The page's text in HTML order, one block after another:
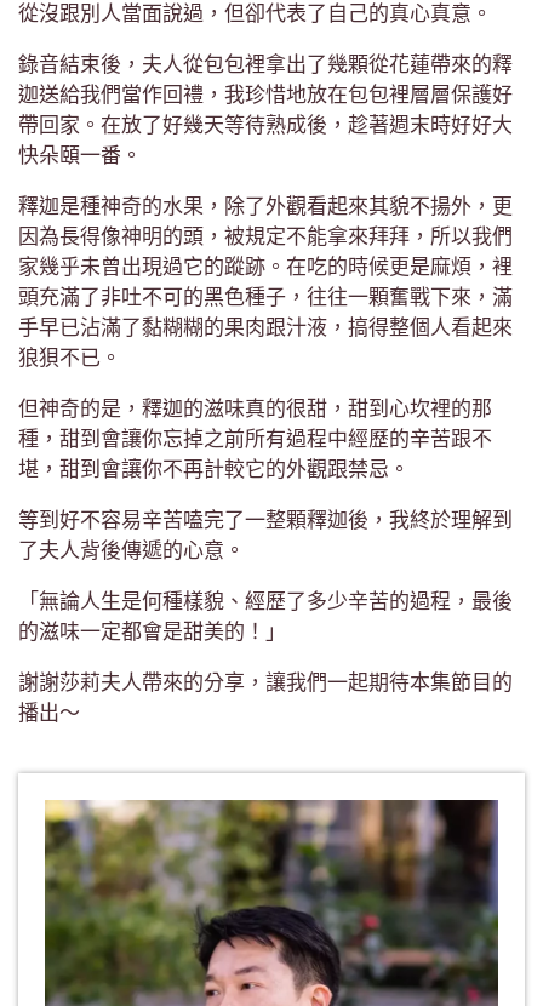
從沒跟別人當面說過，但卻代表了自己的真心真意。
錄音結束後，夫人從包包裡拿出了幾顆從花蓮帶來的釋
迦送給我們當作回禮，我珍惜地放在包包裡層層保護好
帶回家。在放了好幾天等待熟成後，趁著週末時好好大
快朵頤一番。
釋迦是種神奇的水果，除了外觀看起來其貌不揚外，更
因為長得像神明的頭，被規定不能拿來拜拜，所以我們
家幾乎未曾出現過它的蹤跡。在吃的時候更是麻煩，裡
頭充滿了非吐不可的黑色種子，往往一顆奮戰下來，滿
手早已沾滿了黏糊糊的果肉跟汁液，搞得整個人看起來
狼狽不已。
但神奇的是，釋迦的滋味真的很甜，甜到心坎裡的那
種，甜到會讓你忘掉之前所有過程中經歷的辛苦跟不
堪，甜到會讓你不再計較它的外觀跟禁忌。
等到好不容易辛苦嗑完了一整顆釋迦後，我終於理解到
了夫人背後傳遞的心意。
「無論人生是何種樣貌、經歷了多少辛苦的過程，最後
的滋味一定都會是甜美的！」
謝謝莎莉夫人帶來的分享，讓我們一起期待本集節目的
播出～